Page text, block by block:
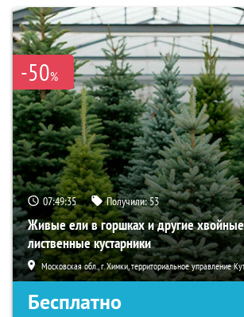
-50%
07:49:34 Получили:53
Живые ели в горшках и другие
лиственные кустарники
Московская обл., г. Химки, территориальное управление
Бесплатно